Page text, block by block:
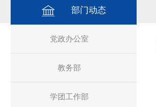
部门动态
党政办公室
教务部
学团工作部